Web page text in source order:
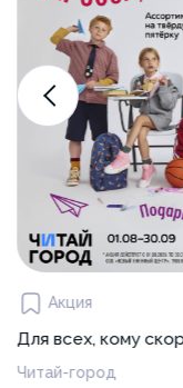
Акция
Для всех, кому
Читай-город